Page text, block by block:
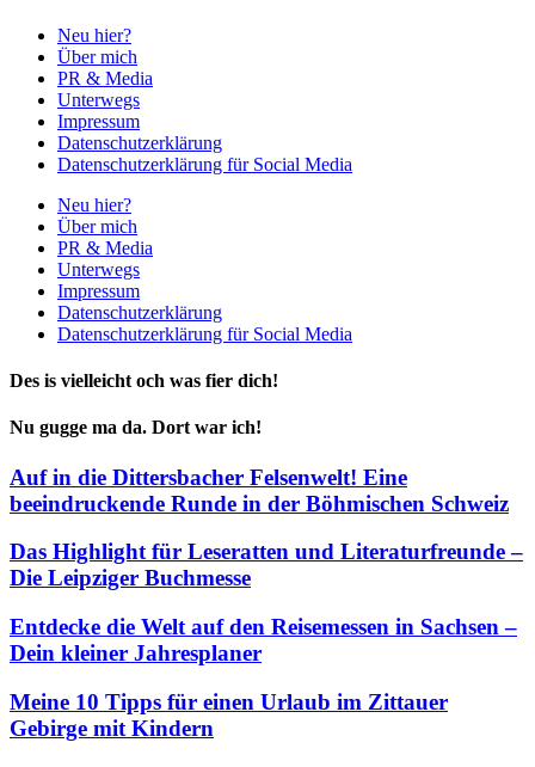
Neu hier?
Über mich
PR & Media
Unterwegs
Impressum
Datenschutzerklärung
Datenschutzerklärung für Social Media
Neu hier?
Über mich
PR & Media
Unterwegs
Impressum
Datenschutzerklärung
Datenschutzerklärung für Social Media
Des is vielleicht och was fier dich!
Nu gugge ma da. Dort war ich!
Auf in die Dittersbacher Felsenwelt! Eine
beeindruckende Runde in der Böhmischen Schweiz
Das Highlight für Leseratten und Literaturfreunde –
Die Leipziger Buchmesse
Entdecke die Welt auf den Reisemessen in Sachsen –
Dein kleiner Jahresplaner
Meine 10 Tipps für einen Urlaub im Zittauer
Gebirge mit Kindern